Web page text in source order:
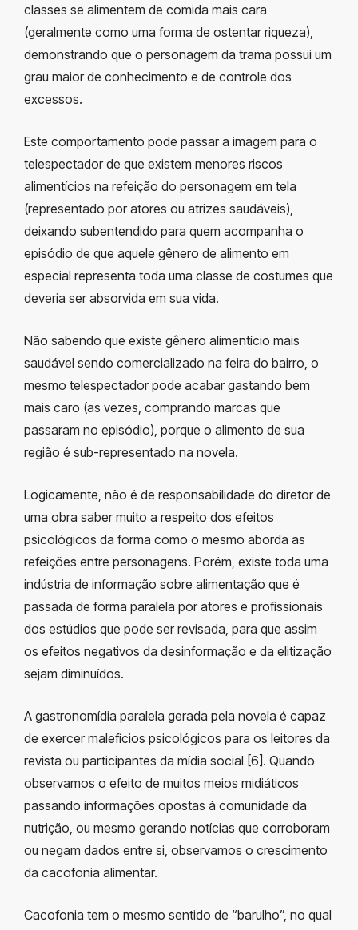
classes se alimentem de comida mais cara
(geralmente como uma forma de ostentar riqueza),
demonstrando que o personagem da trama possui um
grau maior de conhecimento e de controle dos
excessos.
Este comportamento pode passar a imagem para o
telespectador de que existem menores riscos
alimentícios na refeição do personagem em tela
(representado por atores ou atrizes saudáveis),
deixando subentendido para quem acompanha o
episódio de que aquele gênero de alimento em
especial representa toda uma classe de costumes que
deveria ser absorvida em sua vida.
Não sabendo que existe gênero alimentício mais
saudável sendo comercializado na feira do bairro, o
mesmo telespectador pode acabar gastando bem
mais caro (as vezes, comprando marcas que
passaram no episódio), porque o alimento de sua
região é sub-representado na novela.
Logicamente, não é de responsabilidade do diretor de
uma obra saber muito a respeito dos efeitos
psicológicos da forma como o mesmo aborda as
refeições entre personagens. Porém, existe toda uma
indústria de informação sobre alimentação que é
passada de forma paralela por atores e profissionais
dos estúdios que pode ser revisada, para que assim
os efeitos negativos da desinformação e da elitização
sejam diminuídos.
A gastronomídia paralela gerada pela novela é capaz
de exercer malefícios psicológicos para os leitores da
revista ou participantes da mídia social [6]. Quando
observamos o efeito de muitos meios midiáticos
passando informações opostas à comunidade da
nutrição, ou mesmo gerando notícias que corroboram
ou negam dados entre si, observamos o crescimento
da cacofonia alimentar.
Cacofonia tem o mesmo sentido de “barulho”, no qual